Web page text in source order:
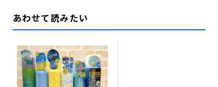
あわせて読みたい